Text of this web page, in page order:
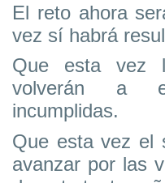
El reto ahora
vez sí habrá
Que esta vez
volverán a
incumplidas.
Que esta vez el
avanzar por las